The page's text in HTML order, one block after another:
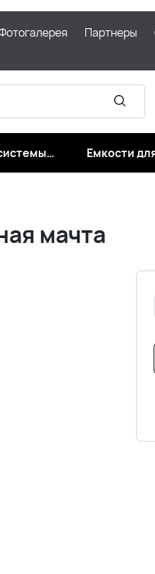
Партнеры
Емкости
мачта